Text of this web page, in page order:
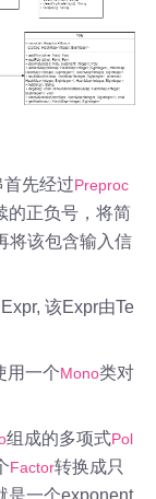
首先经过Preproc
的正负号，将简
将该包含输入信
该Expr由Te
用一个Mono类对
组成的多项式Pol
Factor转换成只
是一个exponent